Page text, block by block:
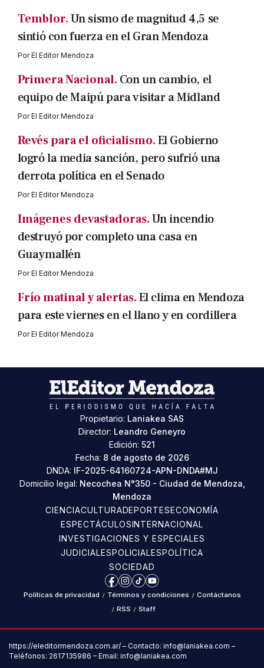
Temblor.Un sismo de magnitud 4,5 se
sintió con fuerza en el Gran Mendoza
PorEl Editor Mendoza
Primera Nacional. Con un cambio, el
equipo de Maipú para visitar a Midland
PorEl Editor Mendoza
Revés para el oficialismo.El Gobierno
logró la media sanción, pero sufrió una
derrota política en el Senado
PorEl Editor Mendoza
Imágenes devastadoras.Un incendio
destruyó por completo una casa en
Guaymallén
PorEl Editor Mendoza
Frío matinal y alertas.El clima en Mendoza
para este viernes en el llano y en cordillera
PorEl Editor Mendoza
Propietario: Laniakea SAS
Director: Leandro Geneyro
Edición: 521
Fecha: 8 de agosto de 2026
DNDA: IF-2025-64160724-APN-DNDA#MJ
Domicilio legal: Necochea N°350 - Ciudad de Mendoza,
Mendoza
CIENCIACULTURADEPORTESECONOMÍA
ESPECTÁCULOSINTERNACIONAL
INVESTIGACIONES Y ESPECIALES
JUDICIALESPOLICIALESPOLÍTICA
SOCIEDAD
Facebook
Instagram
TikTokYouTube
Políticas de privacidad / Términos y condiciones / Contáctanos
/ RSS / Staff
https://eleditormendoza.com.ar/ – Contacto: info@laniakea.com –
Teléfonos: 2617135986 – Email: info@laniakea.com